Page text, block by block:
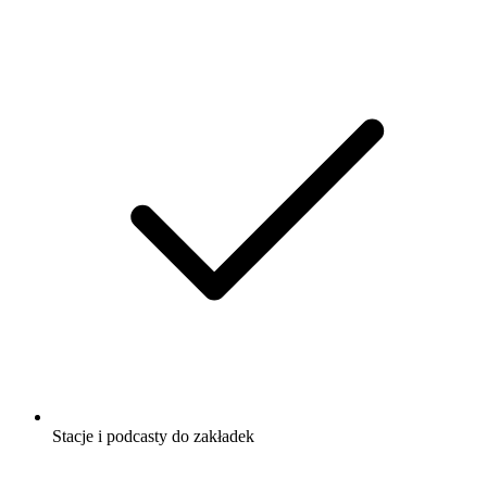
Stacje i podcasty do zakładek